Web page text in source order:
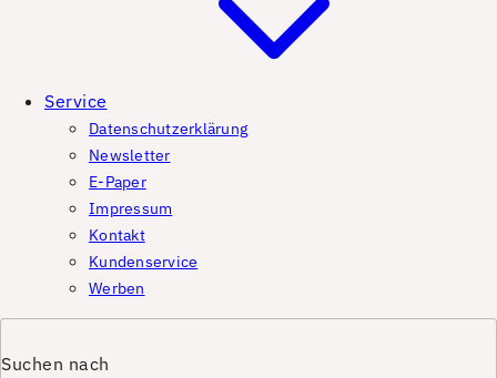
Service
Datenschutzerklärung
Newsletter
E-Paper
Impressum
Kontakt
Kundenservice
Werben
Suchen nach